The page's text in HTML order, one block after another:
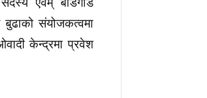
संयोजकत्वमा
केन्द्रमा प्रवेश